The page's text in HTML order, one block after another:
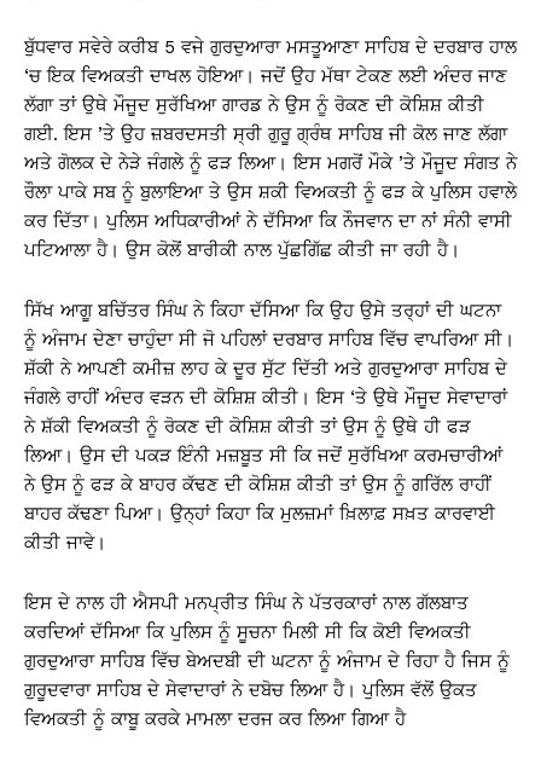
ਬੁੱਧਵਾਰ ਸਵੇਰੇ ਕਰੀਬ 5 ਵਜੇ ਗੁਰਦੁਆਰਾ ਮਸਤੂਆਣਾ ਸਾਹਿਬ ਦੇ ਦਰਬਾਰ ਹਾਲ
‘ਚ ਇਕ ਵਿਅਕਤੀ ਦਾਖਲ ਹੋਇਆ। ਜਦੋਂ ਉਹ ਮੱਥਾ ਟੇਕਣ ਲਈ ਅੰਦਰ ਜਾਣ
ਲੱਗਾ ਤਾਂ ਉਥੇ ਮੌਜੂਦ ਸੁਰੱਖਿਆ ਗਾਰਡ ਨੇ ਉਸ ਨੂੰ ਰੋਕਣ ਦੀ ਕੋਸ਼ਿਸ਼ ਕੀਤੀ
ਗਈ. ਇਸ ’ਤੇ ਉਹ ਜ਼ਬਰਦਸਤੀ ਸ੍ਰੀ ਗੁਰੂ ਗ੍ਰੰਥ ਸਾਹਿਬ ਜੀ ਕੋਲ ਜਾਣ ਲੱਗਾ
ਅਤੇ ਗੋਲਕ ਦੇ ਨੇੜੇ ਜੰਗਲੇ ਨੂੰ ਫੜ ਲਿਆ। ਇਸ ਮਗਰੋਂ ਮੌਕੇ ’ਤੇ ਮੌਜੂਦ ਸੰਗਤ ਨੇ
ਰੌਲਾ ਪਾਕੇ ਸਬ ਨੂੰ ਬੁਲਾਇਆ ਤੇ ਉਸ ਸ਼ਕੀ ਵਿਅਕਤੀ ਨੂੰ ਫੜ ਕੇ ਪੁਲਿਸ ਹਵਾਲੇ
ਕਰ ਦਿੱਤਾ। ਪੁਲਿਸ ਅਧਿਕਾਰੀਆਂ ਨੇ ਦੱਸਿਆ ਕਿ ਨੌਜਵਾਨ ਦਾ ਨਾਂ ਸੰਨੀ ਵਾਸੀ
ਪਟਿਆਲਾ ਹੈ। ਉਸ ਕੋਲੋਂ ਬਾਰੀਕੀ ਨਾਲ ਪੁੱਛਗਿੱਛ ਕੀਤੀ ਜਾ ਰਹੀ ਹੈ।
ਸਿੱਖ ਆਗੂ ਬਚਿੱਤਰ ਸਿੰਘ ਨੇ ਕਿਹਾ ਦੱਸਿਆ ਕਿ ਉਹ ਉਸੇ ਤਰ੍ਹਾਂ ਦੀ ਘਟਨਾ
ਨੂੰ ਅੰਜਾਮ ਦੇਣਾ ਚਾਹੁੰਦਾ ਸੀ ਜੋ ਪਹਿਲਾਂ ਦਰਬਾਰ ਸਾਹਿਬ ਵਿੱਚ ਵਾਪਰਿਆ ਸੀ।
ਸ਼ੱਕੀ ਨੇ ਆਪਣੀ ਕਮੀਜ਼ ਲਾਹ ਕੇ ਦੂਰ ਸੁੱਟ ਦਿੱਤੀ ਅਤੇ ਗੁਰਦੁਆਰਾ ਸਾਹਿਬ ਦੇ
ਜੰਗਲੇ ਰਾਹੀਂ ਅੰਦਰ ਵੜਨ ਦੀ ਕੋਸ਼ਿਸ਼ ਕੀਤੀ। ਇਸ ‘ਤੇ ਉਥੇ ਮੌਜੂਦ ਸੇਵਾਦਾਰਾਂ
ਨੇ ਸ਼ੱਕੀ ਵਿਅਕਤੀ ਨੂੰ ਰੋਕਣ ਦੀ ਕੋਸ਼ਿਸ਼ ਕੀਤੀ ਤਾਂ ਉਸ ਨੂੰ ਉਥੇ ਹੀ ਫੜ
ਲਿਆ। ਉਸ ਦੀ ਪਕੜ ਇੰਨੀ ਮਜ਼ਬੂਤ ​​ਸੀ ਕਿ ਜਦੋਂ ਸੁਰੱਖਿਆ ਕਰਮਚਾਰੀਆਂ
ਨੇ ਉਸ ਨੂੰ ਫੜ ਕੇ ਬਾਹਰ ਕੱਢਣ ਦੀ ਕੋਸ਼ਿਸ਼ ਕੀਤੀ ਤਾਂ ਉਸ ਨੂੰ ਗਰਿੱਲ ਰਾਹੀਂ
ਬਾਹਰ ਕੱਢਣਾ ਪਿਆ। ਉਨ੍ਹਾਂ ਕਿਹਾ ਕਿ ਮੁਲਜ਼ਮਾਂ ਖ਼ਿਲਾਫ਼ ਸਖ਼ਤ ਕਾਰਵਾਈ
ਕੀਤੀ ਜਾਵੇ।
ਇਸ ਦੇ ਨਾਲ ਹੀ ਐਸਪੀ ਮਨਪ੍ਰੀਤ ਸਿੰਘ ਨੇ ਪੱਤਰਕਾਰਾਂ ਨਾਲ ਗੱਲਬਾਤ
ਕਰਦਿਆਂ ਦੱਸਿਆ ਕਿ ਪੁਲਿਸ ਨੂੰ ਸੂਚਨਾ ਮਿਲੀ ਸੀ ਕਿ ਕੋਈ ਵਿਅਕਤੀ
ਗੁਰਦੁਆਰਾ ਸਾਹਿਬ ਵਿੱਚ ਬੇਅਦਬੀ ਦੀ ਘਟਨਾ ਨੂੰ ਅੰਜਾਮ ਦੇ ਰਿਹਾ ਹੈ ਜਿਸ ਨੂੰ
ਗੁਰੂਦਵਾਰਾ ਸਾਹਿਬ ਦੇ ਸੇਵਾਦਾਰਾਂ ਨੇ ਦਬੋਚ ਲਿਆ ਹੈ। ਪੁਲਿਸ ਵੱਲੋਂ ਉਕਤ
ਵਿਅਕਤੀ ਨੂੰ ਕਾਬੂ ਕਰਕੇ ਮਾਮਲਾ ਦਰਜ ਕਰ ਲਿਆ ਗਿਆ ਹੈ